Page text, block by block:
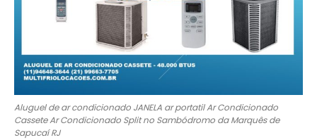
Aluguel de ar condicionado JANELA ar portatil Ar Condicionado
Cassete Ar Condicionado Split no Sambódromo da Marquês de
Sapucaí RJ